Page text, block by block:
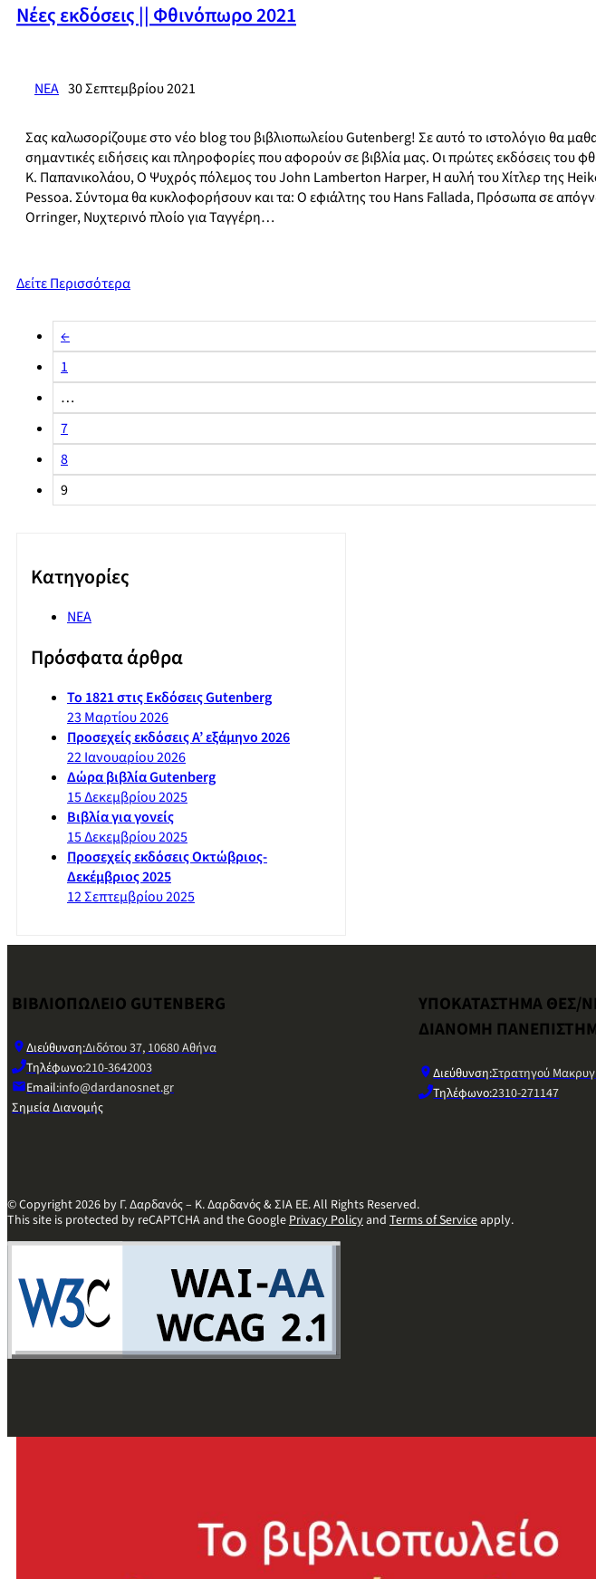
Νέες εκδόσεις || Φθινόπωρο 2021
ΝΕΑ 30 Σεπτεμβρίου 2021
Σας καλωσορίζουμε στο νέο blog του βιβλιοπωλείου Gutenberg! Σε αυτό το ιστολόγιο θα
σημαντικές ειδήσεις και πληροφορίες που αφορούν σε βιβλία μας. Οι πρώτες εκδόσεις
Κ. Παπανικολάου, Ο Ψυχρός πόλεμος του John Lamberton Harper, Η αυλή του Χίτλερ της
Pessoa. Σύντομα θα κυκλοφορήσουν και τα: Ο εφιάλτης του Hans Fallada, Πρόσωπα σε
Orringer, Νυχτερινό πλοίο για Ταγγέρη…
Δείτε Περισσότερα
←
1
…
7
8
9
Kατηγορίες
ΝΕΑ
Πρόσφατα άρθρα
Το 1821 στις Εκδόσεις Gutenberg
23 Μαρτίου 2026
Προσεχείς εκδόσεις Α’ εξάμηνο 2026
22 Ιανουαρίου 2026
Δώρα βιβλία Gutenberg
15 Δεκεμβρίου 2025
Βιβλία για γονείς
15 Δεκεμβρίου 2025
Προσεχείς εκδόσεις Οκτώβριος-
Δεκέμβριος 2025
12 Σεπτεμβρίου 2025
ΒΙΒΛΙΟΠΩΛΕΙΟ GUTENBERG
Διεύθυνση:Διδότου 37, 10680 Αθήνα
Τηλέφωνο:210-3642003
Email:info@dardanosnet.gr
Σημεία Διανομής
ΥΠΟΚΑΤΑΣΤΗΜΑ ΘΕΣ/
ΔΙΑΝΟΜΗ
Διεύθυνση:Στρατηγού
Τηλέφωνο:2310-271147
© Copyright 2026 by Γ. Δαρδανός – Κ. Δαρδανός & ΣΙΑ ΕΕ. All Rights Reserved.
This site is protected by reCAPTCHA and the GooglePrivacy Policyand Terms of Serviceapply.